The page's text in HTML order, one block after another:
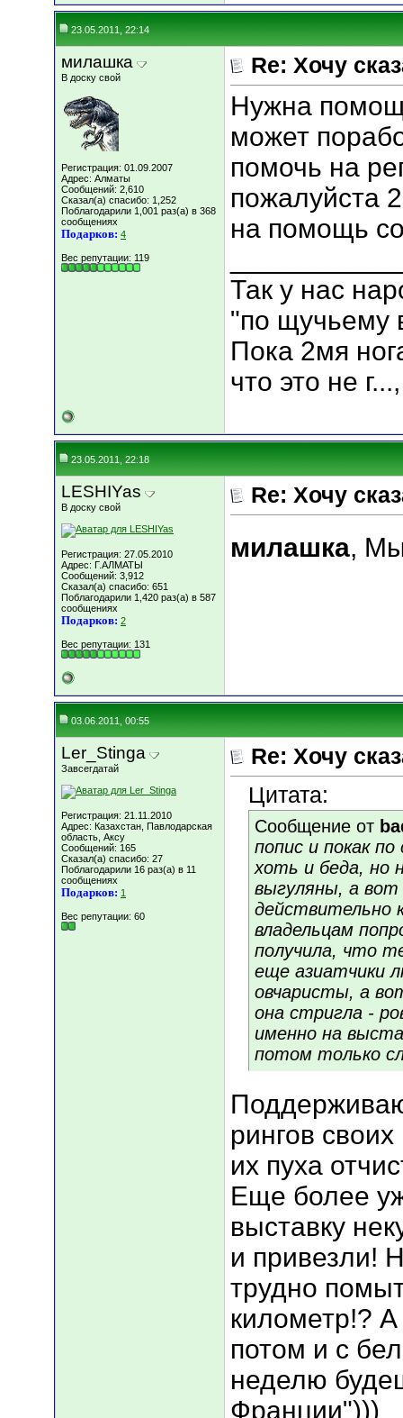
23.05.2011, 22:14
милашка
В доску свой
Регистрация: 01.09.2007
Адрес: Алматы
Сообщений: 2,610
Сказал(а) спасибо: 1,252
Поблагодарили 1,001 раз(а) в 368
сообщениях
Подарков: 4
Вес репутации: 119
Re: Хочу
Нужна
может
помочь на
пожалуйста
на помощь
Так у нас
"по щучьему
Пока 2мя
что это не
23.05.2011, 22:18
LESHIYas
В доску свой
Регистрация: 27.05.2010
Адрес: Г.АЛМАТЫ
Сообщений: 3,912
Сказал(а) спасибо: 651
Поблагодарили 1,420 раз(а) в 587
сообщениях
Подарков: 2
Вес репутации: 131
Re: Хочу
милашка,
03.06.2011, 00:55
Ler_Stinga
Завсегдатай
Регистрация: 21.11.2010
Адрес: Казахстан, Павлодарская
область, Аксу
Сообщений: 165
Сказал(а) спасибо: 27
Поблагодарили 16 раз(а) в 11
сообщениях
Подарков: 1
Вес репутации: 60
Re: Хочу
Цитата:
Сообщение от
попис и покак
хоть и беда, но
выгуляны, а
действительно
владельцам
получила, что
еще азиатчики
овчаристы, а
она стригла -
именно на
потом только
рингов
их пуха
Еще более
выставку
и привезли!
трудно
километр!?
потом и с
неделю
Франции")))